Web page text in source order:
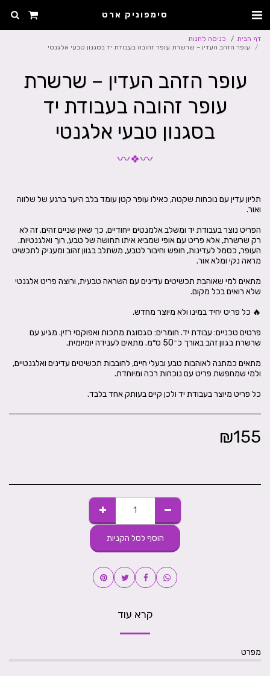
סימפוניק ארט
דף הבית
כניסה לחנות
עופר הזהב העדין – שרשרת עופר זהובה בעבודת יד בסגנון טבעי אלגנטי
עופר הזהב העדין – שרשרת
עופר זהובה בעבודת יד
בסגנון טבעי אלגנטי
〰
❖
〰
תליון עדין עם נוכחות שקטה, כאילו עופר קטן עומד בלב היער ברגע של שלווה
הפריט נוצר בעבודת יד ומשלב אלמנטים ייחודיים, כך שאין שניים זהים. זה לא
רק שרשרת, אלא פריט עם אופי שמביא איתו תחושה של טבע, רוך ואלגנטיות.
העופר, כסמל לעדינות, חופש וחיבור לטבע, משתלב בגוון זהוב ומעניק לתכשיט
מתאים למי שאוהבת תכשיטים עדינים עם השראה טבעית, ורוצה פריט אלגנטי
פרטים טכניים: עבודת יד. חומרים: סגסוגת מתכות ואפוקסי רזין. מגיע עם
מתאים כמתנה לאוהבות טבע ובעלי חיים, לחובבות תכשיטים עדינים ואלגנטיים,
כל פריט מיוצר בעבודת יד ולכן קיים בעותק אחד בלבד.
₪155
הוסף לסל הקניות
קרא עוד
מפרט